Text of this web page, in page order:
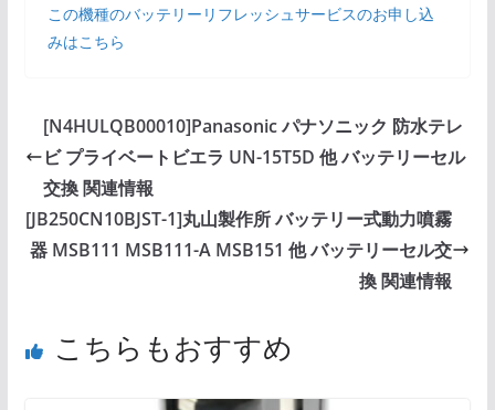
この機種のバッテリーリフレッシュサービスのお申し込
みはこちら
[N4HULQB00010]Panasonic パナソニック 防水テレ
ビ プライベートビエラ UN-15T5D 他 バッテリーセル
交換 関連情報
[JB250CN10BJST-1]丸山製作所 バッテリー式動力噴霧
器 MSB111 MSB111-A MSB151 他 バッテリーセル交
換 関連情報
こちらもおすすめ